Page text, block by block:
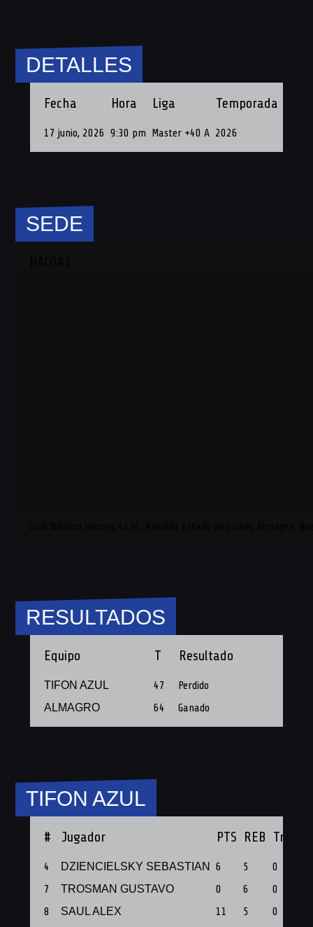
DETALLES
Fecha Hora Liga Temporada
17 junio, 2026 9:30 pm Master +40 A 2026
SEDE
RESULTADOS
Equipo T Resultado
TIFON AZUL 47 Perdido
ALMAGRO 64 Ganado
TIFON AZUL
# Jugador PTS REB Triples
4 DZIENCIELSKY SEBASTIAN 6 5
0
7
TROSMAN ⁠⁠GUSTAVO 0 6
0
8
SAUL ALEX 11 5
0